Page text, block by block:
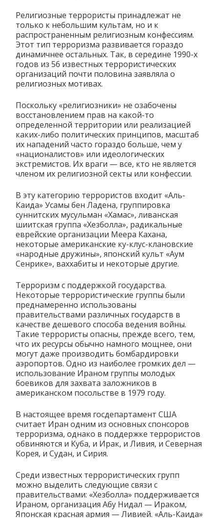
Религиозные террористы принадлежат не
только к небольшим культам, но и к
распространенным религиозным конфессиям.
Этот тип терроризма развивается гораздо
динамичнее остальных. Так, в середине 1990-х
годов из 56 известных террористических
организаций почти половина заявляла о
религиозных мотивах.
Поскольку «религиозники» не озабочены
восстановлением прав на какой-то
определенной территории или реализацией
каких-либо политических принципов, масштаб
их нападений часто гораздо больше, чем у
«националистов» или идеологических
экстремистов. Их враги — все, кто не является
членом их религиозной секты или конфессии.
В эту категорию террористов входит «Аль-
Каида» Усамы бен Ладена, группировка
суннитских мусульман «Хамас», ливанская
шиитская группа «Хезболла», радикальные
еврейские организации Меера Кахана,
некоторые американские ку-клус-клановские
«народные дружины», японский культ «Аум
Сенрике», ваххабиты и некоторые другие.
Терроризм с поддержкой государства.
Некоторые террористические группы были
преднамеренно использованы
правительствами различных государств в
качестве дешевого способа ведения войны.
Такие террористы опасны, прежде всего, тем,
что их ресурсы обычно намного мощнее, они
могут даже производить бомбардировки
аэропортов. Одно из наиболее громких дел —
использование Ираном группы молодых
боевиков для захвата заложников в
американском посольстве в 1979 году.
В настоящее время госдепартамент США
считает Иран одним из основных спонсоров
терроризма, однако в поддержке террористов
обвиняются и Куба, и Ирак, и Ливия, и Северная
Корея, и Судан, и Сирия.
Среди известных террористических групп
можно выделить следующие связи с
правительствами: «Хезболла» поддерживается
Ираном, организация Абу Нидал — Ираком,
Японская красная армия — Ливией. «Аль-Каида»